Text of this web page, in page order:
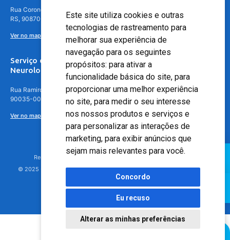
Este site utiliza cookies e outras
tecnologias de rastreamento para
melhorar sua experiência de
navegação para os seguintes
propósitos: para ativar a
funcionalidade básica do site, para
proporcionar uma melhor experiência
no site, para medir o seu interesse
nos nossos produtos e serviços e
para personalizar as interações de
marketing, para exibir anúncios que
sejam mais relevantes para você.
Concordo
Eu recuso
Alterar as minhas preferências
Rua Coronel Aparício Borges, 250 - 3º andar - Teresópolis, Porto Alegre -
RS, 90870-016
Ver no mapa
Serviço de
Neurologia
Rua Ramiro Barcelos, 630 – 5º andar – Floresta, Porto Alegre – RS,
90035-001
Ver no mapa
Responsável Técnico: Dr. Luiz Antonio Nasi - CREMERS 11217
© 2025 - Hospital Moinhos de Vento - Registro Empresa (CRM-RS): 425